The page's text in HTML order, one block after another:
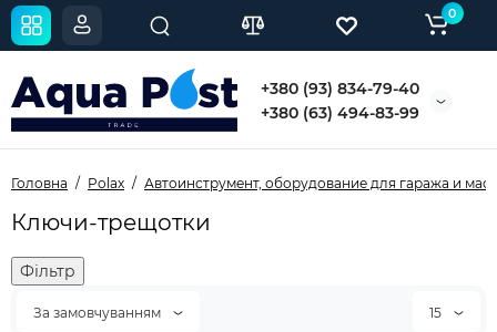
+380 (93) 834-79-40
+380 (63) 494-83-99
0
Головна Polax Автоинструмент, оборудование для гаража и
Ключи-трещотки
Фільтр
За замовчуванням 15